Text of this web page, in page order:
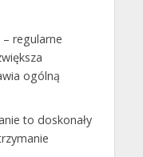
– regularne
ogólną
to doskonały